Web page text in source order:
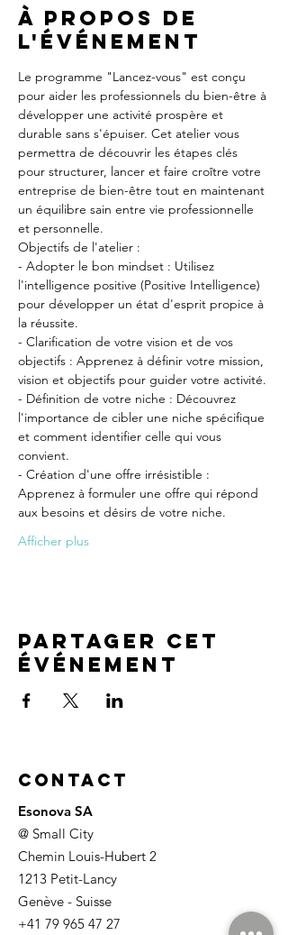
À propos de
l'événement
Le programme "Lancez-vous" est conçu
pour aider les professionnels du bien-être à
développer une activité prospère et
durable sans s'épuiser. Cet atelier vous
permettra de découvrir les étapes clés
pour structurer, lancer et faire croître votre
entreprise de bien-être tout en maintenant
un équilibre sain entre vie professionnelle
et personnelle.
Objectifs de l'atelier :
- Adopter le bon mindset : Utilisez
l'intelligence positive (Positive Intelligence)
pour développer un état d'esprit propice à
la réussite.
- Clarification de votre vision et de vos
objectifs : Apprenez à définir votre mission,
vision et objectifs pour guider votre activité.
- Définition de votre niche : Découvrez
l'importance de cibler une niche spécifique
et comment identifier celle qui vous
convient.
- Création d'une offre irrésistible :
Apprenez à formuler une offre qui répond
aux besoins et désirs de votre niche.
Afficher plus
Partager cet
événement
Contact
Esonova SA
@ Small City
Chemin Louis-Hubert 2
1213 Petit-Lancy
Genève - Suisse
+41 79 965 47 27